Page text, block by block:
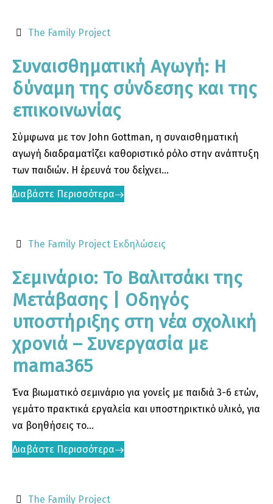
The Family Project
Συναισθηματική Αγωγή: Η
δύναμη της σύνδεσης και της
επικοινωνίας
Σύμφωνα με τον John Gottman, η συναισθηματική
αγωγή διαδραματίζει καθοριστικό ρόλο στην ανάπτυξη
των παιδιών. Η έρευνά του δείχνει...
Διαβάστε Περισσότερα
The Family Project Εκδηλώσεις
Σεμινάριο: Το Βαλιτσάκι της
Μετάβασης | Οδηγός
υποστήριξης στη νέα σχολική
χρονιά – Συνεργασία με
mama365
Ένα βιωματικό σεμινάριο για γονείς με παιδιά 3-6 ετών,
γεμάτο πρακτικά εργαλεία και υποστηρικτικό υλικό, για
να βοηθήσεις το...
Διαβάστε Περισσότερα
The Family Project